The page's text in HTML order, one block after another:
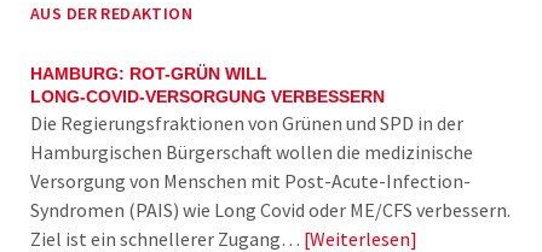
AUS DER REDAKTION
HAMBURG: ROT-GRÜN WILL
LONG-COVID-VERSORGUNG VERBESSERN
Die Regierungsfraktionen von Grünen und SPD in der
Hamburgischen Bürgerschaft wollen die medizinische
Versorgung von Menschen mit Post-Acute-Infection-
Syndromen (PAIS) wie Long Covid oder ME/CFS verbessern.
Ziel ist ein schnellerer Zugang… Weiterlesen